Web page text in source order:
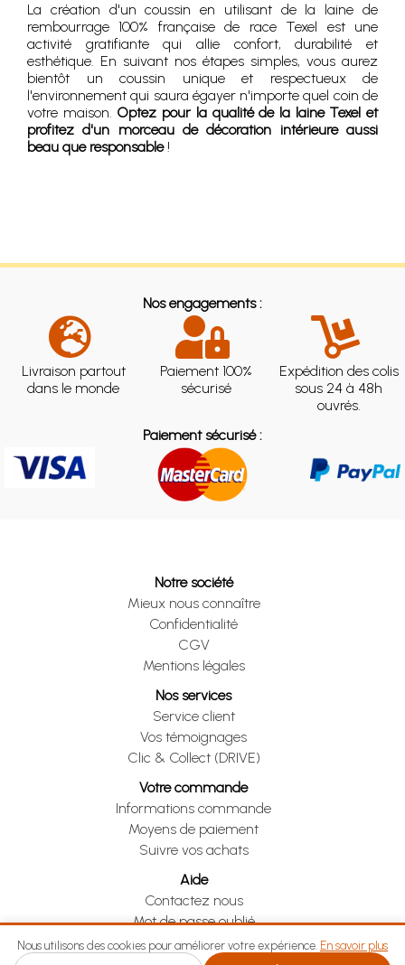
La création d'un coussin en utilisant de la laine de
rembourrage 100% française de race Texel est une
activité gratifiante qui allie confort, durabilité et
esthétique. En suivant nos étapes simples, vous aurez
bientôt un coussin unique et respectueux de
l'environnement qui saura égayer n'importe quel coin de
votre maison. Optez pour la qualité de la laine Texel et
profitez d'un morceau de décoration intérieure aussi
beau que responsable!
Nos engagements :
Livraison partout
dans le monde
Paiement 100%
sécurisé
Expédition des colis
sous 24 à 48h
ouvrés.
Paiement sécurisé :
Notre société
Mieux nous connaître
Confidentialité
CGV
Mentions légales
Nos services
Service client
Vos témoignages
Clic & Collect (DRIVE)
Votre commande
Informations commande
Moyens de paiement
Suivre vos achats
Aide
Contactez nous
Mot de passe oublié
Je me rétracte
Nous utilisons des cookies pour améliorer votre expérience. En savoir plus